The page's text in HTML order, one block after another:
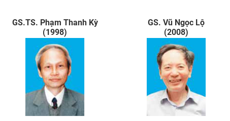
GS.TS. Phạm Thanh Kỳ
(1998)
GS. Vũ Ngọc Lộ
(2008)